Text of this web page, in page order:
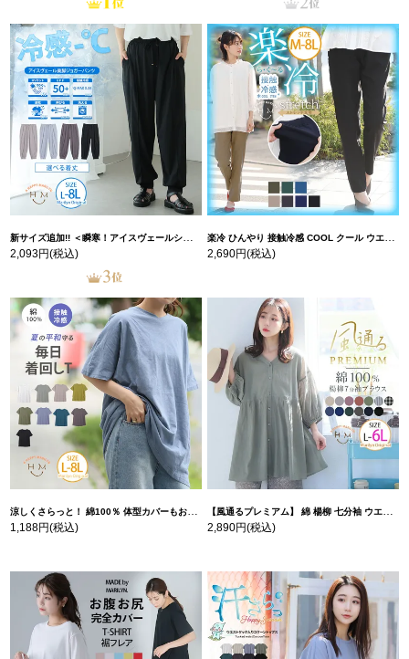
新サイズ追加!! ＜瞬寒！アイスヴェールシリーズ＞ 美脚 ジョガーパンツ 【ウェストゴム】 【ストレッチ】 | 大きいサイズの通販ならハッピーマリリン
2,093円(税込)
楽冷 ひんやり 接触冷感 COOL クール ウエストゴム 楽ちん ストレッチ 美脚 レギパン 【ストレッチ】 | 大きいサイズの通販ならハッピーマリリン
2,690円(税込)
涼しくさらっと！ 綿100％ 体型カバーもお洒落も叶える 風合いコットン ゆるシルエット ドルマン | 大きいサイズの通販ならハッピーマリリン
1,188円(税込)
【風通るプレミアム】 綿 楊柳 七分袖 ウエストギャザー ブラウス | 大きいサイズの通販ならハッピーマリリン
2,890円(税込)